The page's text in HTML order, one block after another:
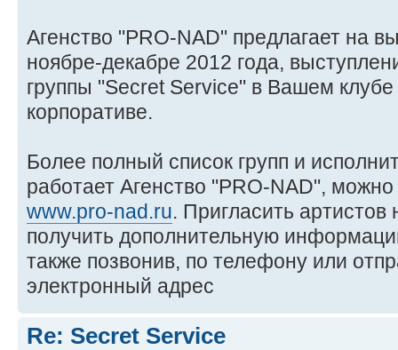
Агенство "PRO-NAD" предлагает на
ноябре-декабре 2012 года,
группы "Secret Service" в Вашем
корпоративе.
Более полный список групп и
работает Агенство "PRO-NAD",
www.pro-nad.ru. Пригласить
получить дополнительную
также позвонив, по телефону или
электронный адрес
Re: Secret Service